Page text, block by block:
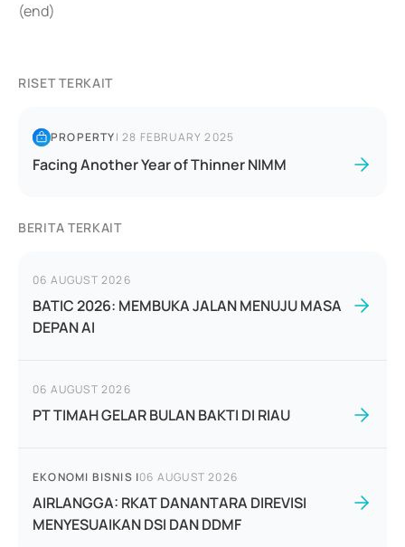
(end)
RISET TERKAIT
PROPERTY|28 FEBRUARY 2025
Facing Another Year of Thinner NIMM
BERITA TERKAIT
06 AUGUST 2026
BATIC 2026: MEMBUKA JALAN MENUJU MASA
DEPAN AI
06 AUGUST 2026
PT TIMAH GELAR BULAN BAKTI DI RIAU
EKONOMI BISNIS |06 AUGUST 2026
AIRLANGGA: RKAT DANANTARA DIREVISI
MENYESUAIKAN DSI DAN DDMF